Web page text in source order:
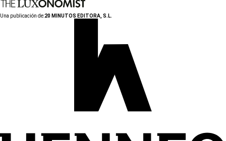
Una publicación de:20 MINUTOS EDITORA, S.L.